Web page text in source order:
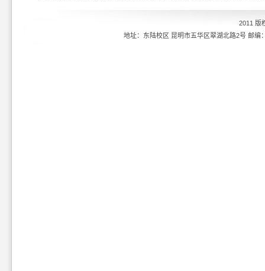
2011 版
地址：东陆校区 昆明市五华区翠湖北路2号 邮编